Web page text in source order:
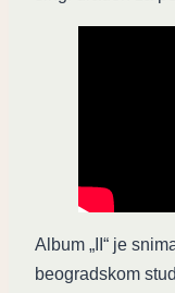
Album „II“ je
beogradskom